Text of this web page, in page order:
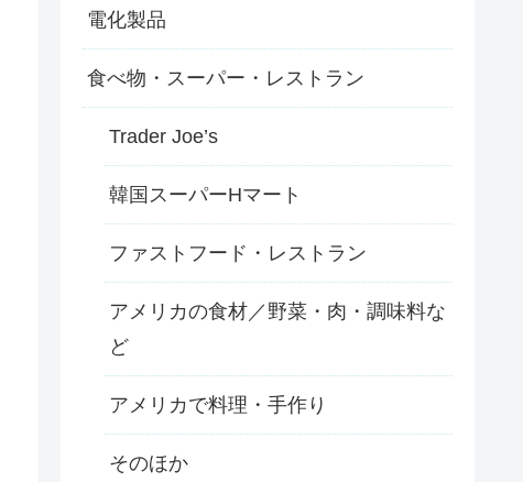
電化製品
食べ物・スーパー・レストラン
Trader Joe’s
韓国スーパーHマート
ファストフード・レストラン
アメリカの食材／野菜・肉・調味料な
ど
アメリカで料理・手作り
そのほか